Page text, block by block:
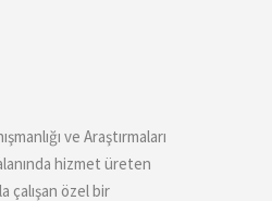
ve Araştırmaları
hizmet üreten
çalışan özel bir